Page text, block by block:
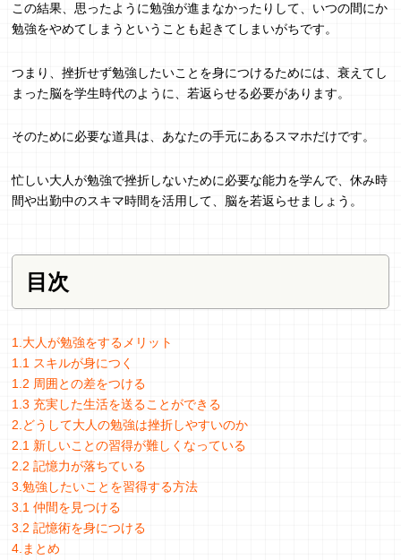
この結果、思ったように勉強が進まなかったりして、いつの間にか
勉強をやめてしまうということも起きてしまいがちです。
つまり、挫折せず勉強したいことを身につけるためには、衰えてし
まった脳を学生時代のように、若返らせる必要があります。
そのために必要な道具は、あなたの手元にあるスマホだけです。
忙しい大人が勉強で挫折しないために必要な能力を学んで、休み時
間や出勤中のスキマ時間を活用して、脳を若返らせましょう。
目次
1.大人が勉強をするメリット
1.1 スキルが身につく
1.2 周囲との差をつける
1.3 充実した生活を送ることができる
2.どうして大人の勉強は挫折しやすいのか
2.1 新しいことの習得が難しくなっている
2.2 記憶力が落ちている
3.勉強したいことを習得する方法
3.1 仲間を見つける
3.2 記憶術を身につける
4.まとめ